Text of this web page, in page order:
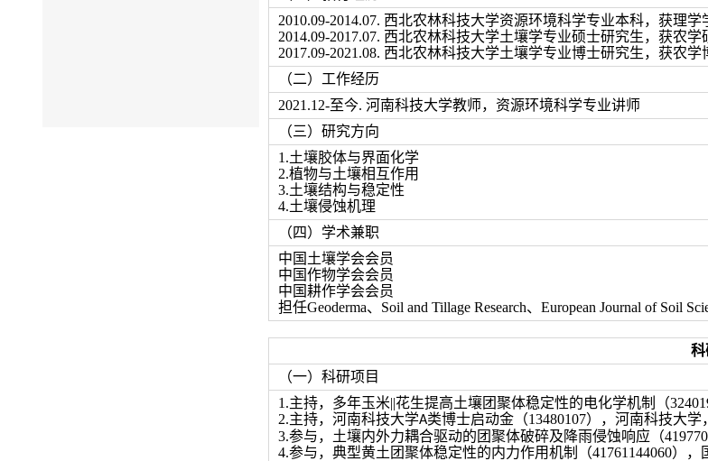
2010.09-2014.07. 西北农林科技大学资源环境科学专业本科，获理学
2014.09-2017.07. 西北农林科技大学土壤学专业硕士研究生，获农学
2017.09-2021.08. 西北农林科技大学土壤学专业博士研究生，获农学
（二）工作经历
2021.12-至今. 河南科技大学教师， 资源环境科学专业讲师
（三）研究方向
1.土壤胶体与界面化学
2.植物与土壤相互作用
3.土壤结构与稳定性
4.土壤侵蚀机理
（四）学术兼职
中国土壤学会会员
中国作物学会会员
中国耕作学会会员
担任Geoderma、 Soil and Tillage Research、 European Journal of Soil
科
（一）科研项目
1.主持，多年玉米||花生提高土壤团聚体稳定性的电化学机制（
2.主持，河南科技大学A类博士启动金（13480107），河南科技大学，
3.参与， 土壤内外力耦合驱动的团聚体破碎及降雨侵蚀响应 （
4.参与，典型黄土团聚体稳定性的内力作用机制 （41761144060）